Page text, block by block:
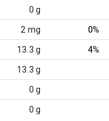
0 g
2 mg 0%
13.3 g 4%
13.3 g
0 g
0 g